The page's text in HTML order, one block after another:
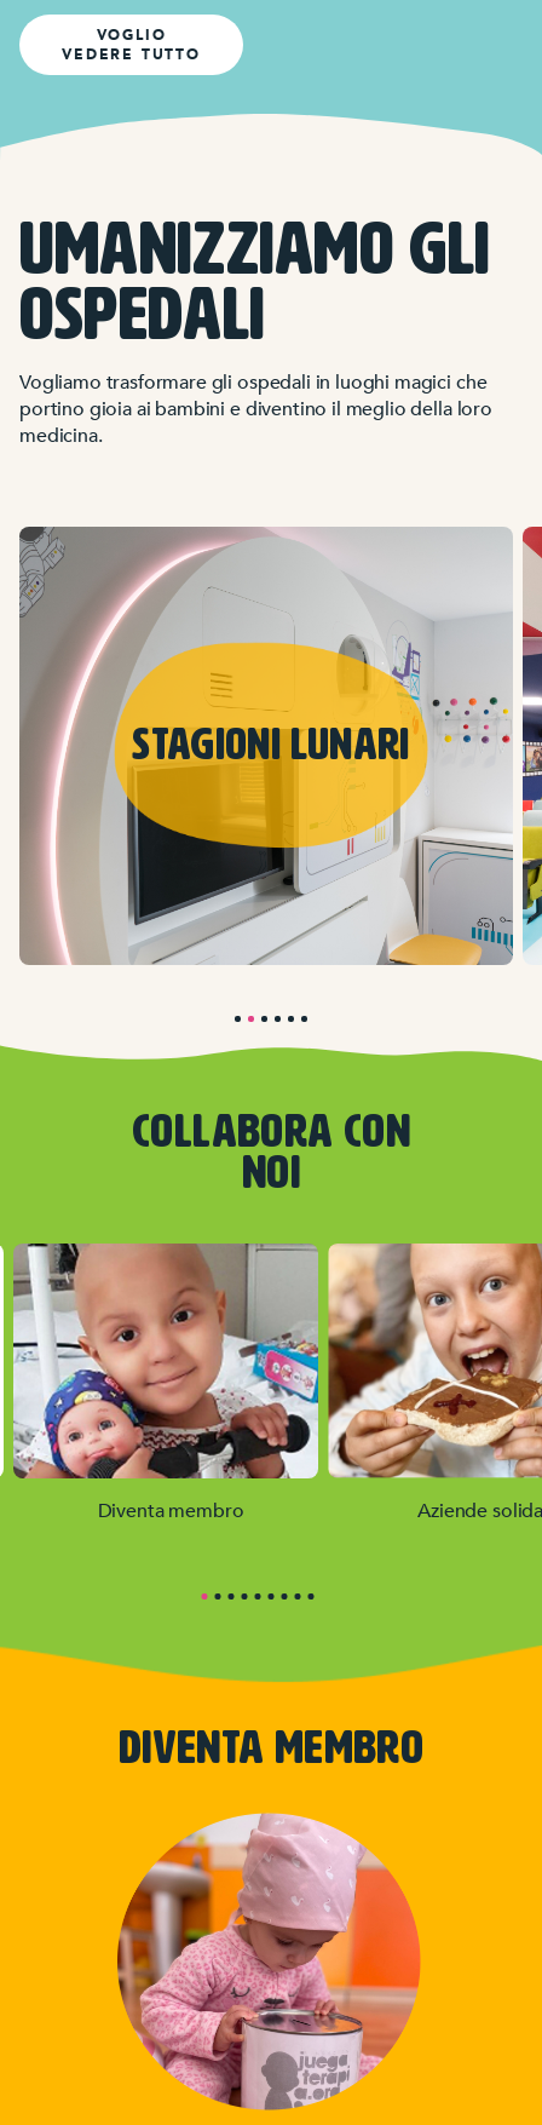
VOGLIO
VEDERE TUTTO
UMANIZZIAMO GLI
OSPEDALI
Vogliamo trasformare gli ospedali in luoghi magici che
portino gioia ai bambini e diventino il meglio della loro
medicina.
Stagioni lunari
COLLABORA CON
NOI
Diventa membro Aziende
DIVENTA MEMBRO